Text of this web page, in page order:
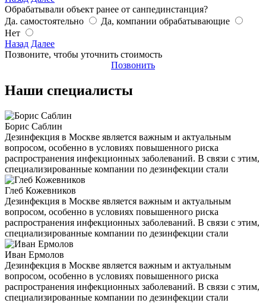
Обрабатывали объект ранее от санпединстанция?
Да. самостоятельно
Да, компании обрабатывающие
Нет
Назад Далее
Позвоните, чтобы уточнить стоимость
Позвонить
Наши специалисты
Борис Саблин
Дезинфекция в Москве является важным и актуальным
вопросом, особенно в условиях повышенного риска
распространения инфекционных заболеваний. В связи с этим,
специализированные компании по дезинфекции стали
Глеб Кожевников
Дезинфекция в Москве является важным и актуальным
вопросом, особенно в условиях повышенного риска
распространения инфекционных заболеваний. В связи с этим,
специализированные компании по дезинфекции стали
Иван Ермолов
Дезинфекция в Москве является важным и актуальным
вопросом, особенно в условиях повышенного риска
распространения инфекционных заболеваний. В связи с этим,
специализированные компании по дезинфекции стали